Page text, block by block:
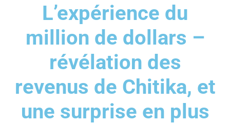
L’expérience du
million de dollars –
révélation des
revenus de Chitika, et
une surprise en plus